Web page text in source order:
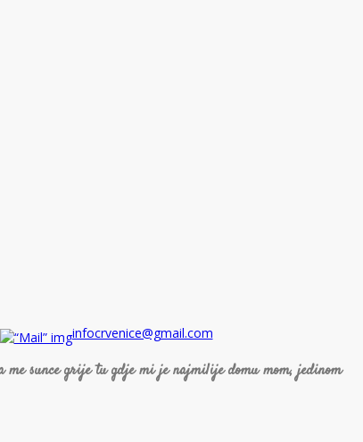
infocrvenice@gmail.com
sunce grije tu gdje mi je najmilije domu mom, jedinom